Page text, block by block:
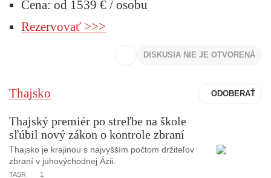
Cena: od 1539 € / osobu
Rezervovať >>>
DISKUSIA NIE JE OTVORENÁ
Thajsko
Thajský premiér po streľbe na škole
sľúbil nový zákon o kontrole zbraní
Thajsko je krajinou s najvyšším počtom držiteľov
zbraní v juhovýchodnej Ázii.
TASR 1